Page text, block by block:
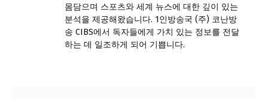
몸담으며 스포츠와 세계 뉴스에 대한 깊이 있는
분석을 제공해왔습니다. 1인방송국 (주) 코난방
송 CIBS에서 독자들에게 가치 있는 정보를 전달
하는 데 일조하게 되어 기쁩니다.